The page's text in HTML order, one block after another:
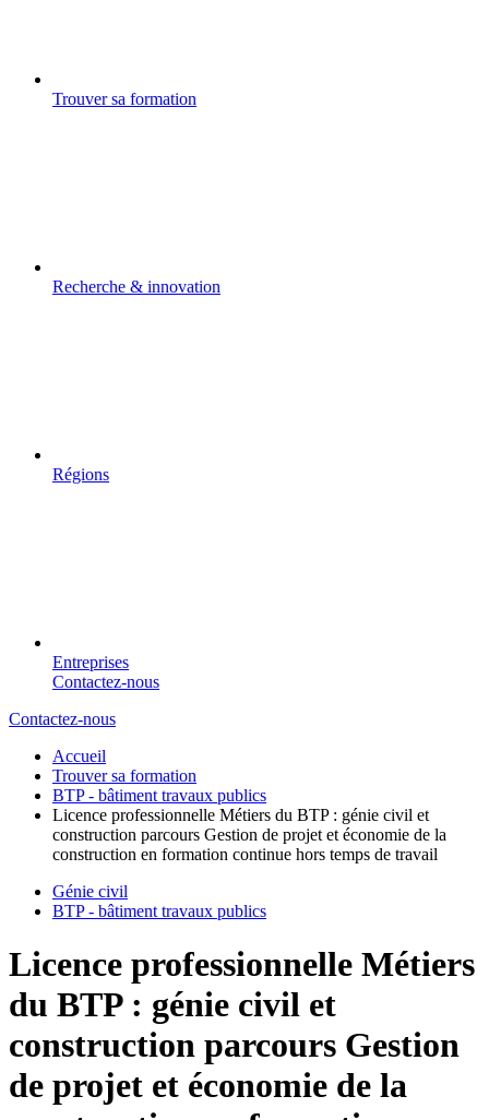
Trouver sa formation
Recherche & innovation
Régions
Entreprises
Contactez-nous
Contactez-nous
Accueil
Trouver sa formation
BTP - bâtiment travaux publics
Licence professionnelle Métiers du BTP : génie civil et
construction parcours Gestion de projet et économie de la
construction en formation continue hors temps de travail
Génie civil
BTP - bâtiment travaux publics
Licence professionnelle Métiers
du BTP : génie civil et
construction parcours Gestion
de projet et économie de la